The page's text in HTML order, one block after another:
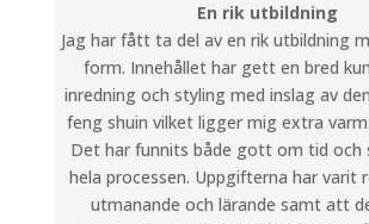
En rik utbildning
Jag har fått ta del av en rik utbildning
form. Innehållet har gett en bred
inredning och styling med inslag av
feng shuin vilket ligger mig extra
Det har funnits både gott om tid och
hela processen. Uppgifterna har varit
utmanande och lärande samt att